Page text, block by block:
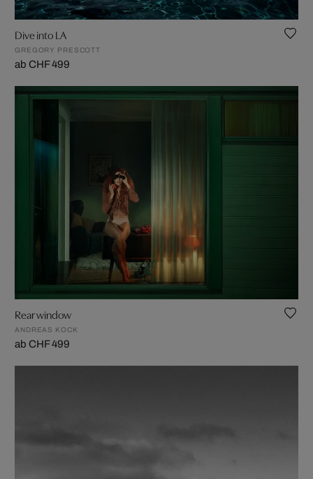
Dive into LA
GREGORY PRESCOTT
ab CHF 499
Rear window
ANDREAS KOCK
ab CHF 499